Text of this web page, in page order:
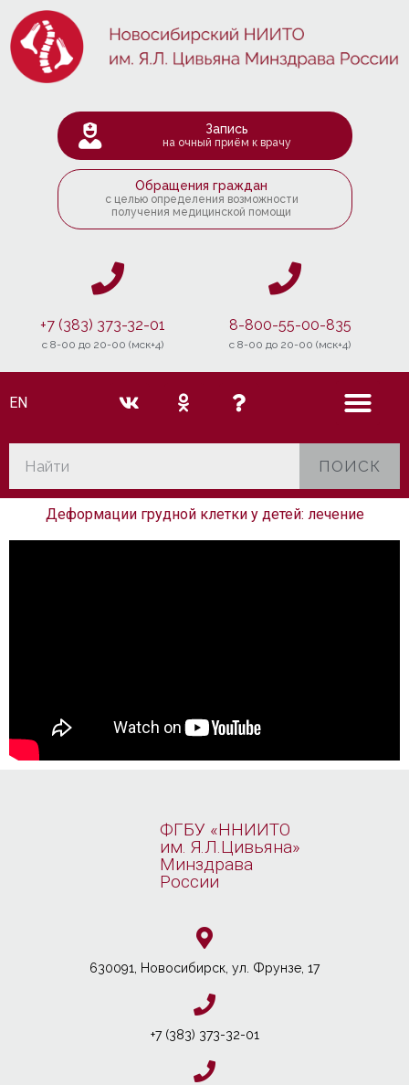
Запись
на очный приём к врачу
Обращения граждан
с целью определения возможности
получения медицинской помощи
+7 (383) 373-32-01
c 8-00 до 20-00 (мск+4)
8-800-55-00-835
c 8-00 до 20-00 (мск+4)
EN
ПОИСК
Деформации грудной клетки у детей: лечение
ФГБУ «ННИИТО
им. Я.Л.Цивьяна»
Минздрава
России
630091, Новосибирcк, ул. Фрунзе, 17
+7 (383) 373-32-01